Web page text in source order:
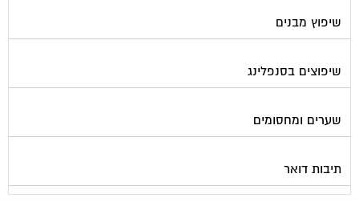
שיפוץ מבנים
שיפוצים בסנפלינג
שערים ומחסומים
תיבות דואר